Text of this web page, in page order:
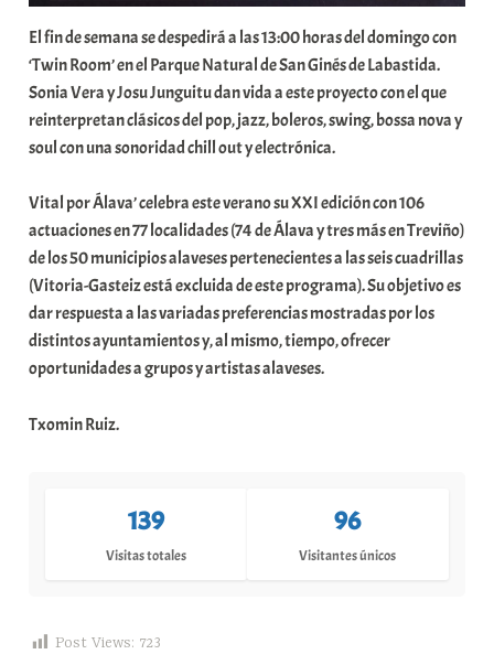
El fin de semana se despedirá a las 13:00 horas del domingo con
‘Twin Room’ en el Parque Natural de San Ginés de Labastida.
Sonia Vera y Josu Junguitu dan vida a este proyecto con el que
reinterpretan clásicos del pop, jazz, boleros, swing, bossa nova y
soul con una sonoridad chill out y electrónica.
Vital por Álava’ celebra este verano su XXI edición con 106
actuaciones en 77 localidades (74 de Álava y tres más en Treviño)
de los 50 municipios alaveses pertenecientes a las seis cuadrillas
(Vitoria-Gasteiz está excluida de este programa). Su objetivo es
dar respuesta a las variadas preferencias mostradas por los
distintos ayuntamientos y, al mismo, tiempo, ofrecer
oportunidades a grupos y artistas alaveses.
Txomin Ruiz.
139
Visitas totales
96
Visitantes únicos
Post Views: 723